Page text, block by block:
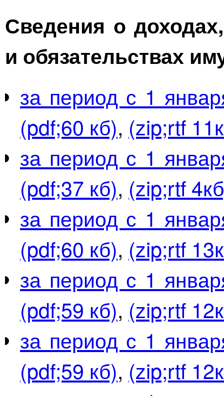
Сведения о
и обязательствах
за период с 1
(pdf;60 кб), (zip;rtf
за период с 1
(pdf;37 кб), (zip;rtf
за период с 1
(pdf;60 кб), (zip;rtf
за период с 1
(pdf;59 кб), (zip;rtf
за период с 1
(pdf;59 кб), (zip;rtf